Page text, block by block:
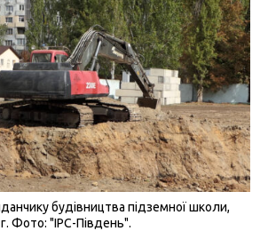
будівництва підземної школи,
Фото: "IPC-Південь".